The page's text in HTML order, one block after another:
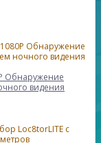
Обнаружение
видения